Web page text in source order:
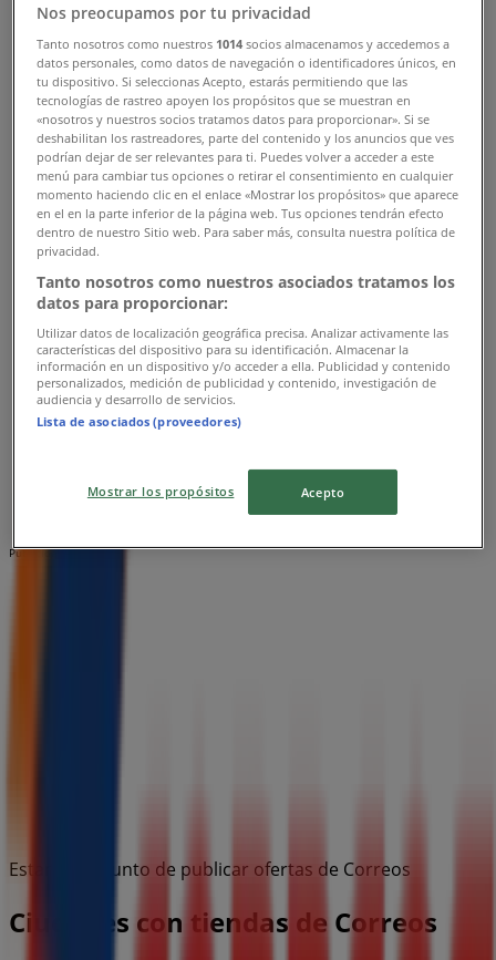
Correos en Temuco»
Tiendas de Correos en Temuco
Correos
PORTALES 801, Temuco
744 m
Cerrado
Correos
AV. ALEMANIA 0671, LOCAL 1061, Temuco
Publicidad
Estamos a punto de publicar ofertas de Correos
Ciudades con tiendas de Correos
Nos preocupamos por tu privacidad
Tanto nosotros como nuestros 1014 socios almacenamos y accedemos a
datos personales, como datos de navegación o identificadores únicos, en
tu dispositivo. Si seleccionas Acepto, estarás permitiendo que las
tecnologías de rastreo apoyen los propósitos que se muestran en
«nosotros y nuestros socios tratamos datos para proporcionar». Si se
deshabilitan los rastreadores, parte del contenido y los anuncios que ves
podrían dejar de ser relevantes para ti. Puedes volver a acceder a este
menú para cambiar tus opciones o retirar el consentimiento en cualquier
momento haciendo clic en el enlace «Mostrar los propósitos» que aparece
en el en la parte inferior de la página web. Tus opciones tendrán efecto
dentro de nuestro Sitio web. Para saber más, consulta nuestra política de
privacidad.
Tanto nosotros como nuestros asociados tratamos los
datos para proporcionar:
Utilizar datos de localización geográfica precisa. Analizar activamente las
características del dispositivo para su identificación. Almacenar la
información en un dispositivo y/o acceder a ella. Publicidad y contenido
personalizados, medición de publicidad y contenido, investigación de
audiencia y desarrollo de servicios.
Lista de asociados (proveedores)
Mostrar los propósitos Acepto